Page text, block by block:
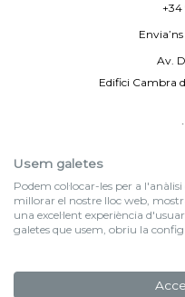
+34
Av.
Edifici Cambra
By
f
Usem galetes
Podem col·locar-les per a
millorar el nostre lloc web,
una excel·lent experiència
galetes que usem, obriu la